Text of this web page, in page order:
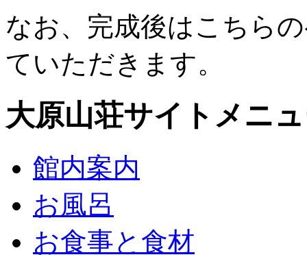
なお、完成後はこちら
ていただきます。
大原山荘サイトメニ
館内案内
お風呂
お食事と食材